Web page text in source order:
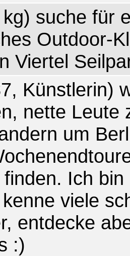
suche für
Outdoor-
Viertel
Künstlerin)
nette Leute
um
Ich bin
viele
entdecke
:)